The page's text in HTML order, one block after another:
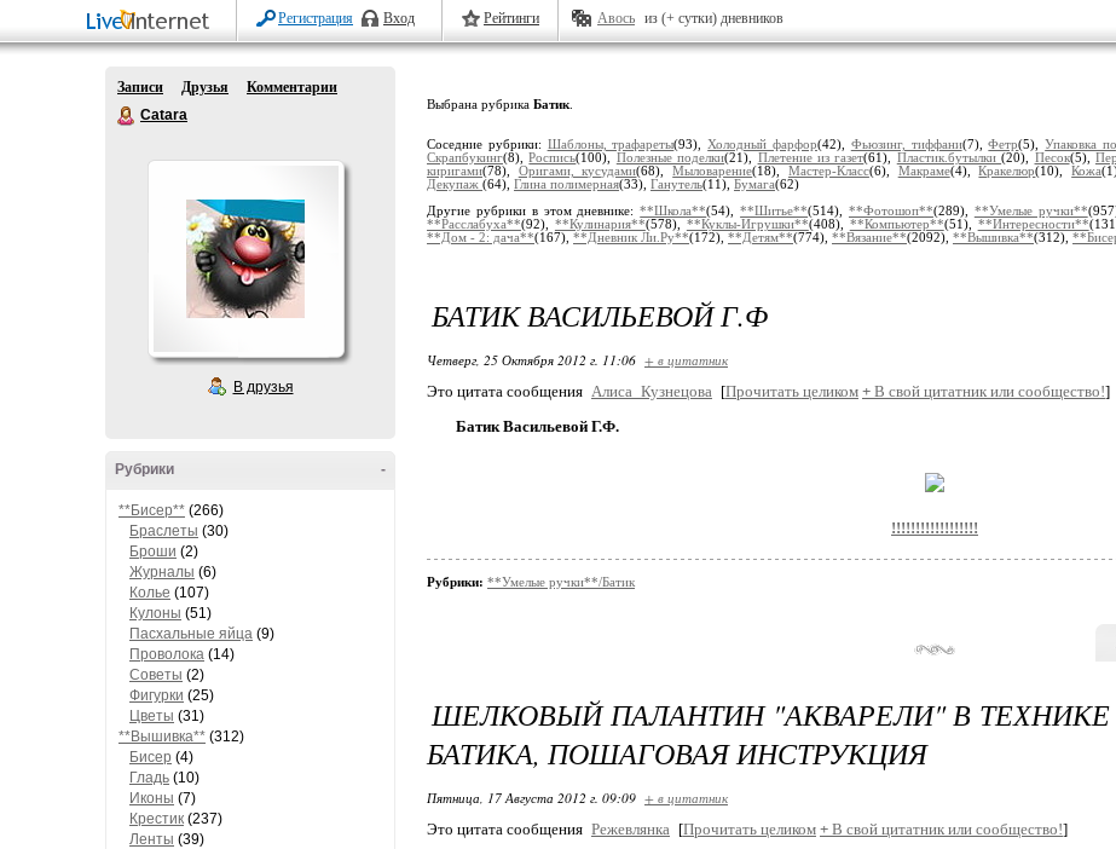
Регистрация Вход Рейтинги Авось из (+ сутки) дневников
Записи Друзья
Комментарии
Catara
В друзья
-
Рубрики
**Бисер** (266)
Браслеты (30)
Броши (2)
Журналы (6)
Колье (107)
Кулоны (51)
Пасхальные яйца (9)
Проволока (14)
Советы (2)
Фигурки (25)
Цветы (31)
**Вышивка** (312)
Бисер (4)
Гладь (10)
Иконы (7)
Крестик (237)
Ленты (39)
Выбрана рубрика Батик
Соседние рубрики: Шаблоны, трафареты(93),Холодный фарфор(42), Фьюзинг, тиффани(7),Фетр(5),Упаковка
Скрапбукинг(8),Роспись(100), Полезные поделки(21), Плетение из газет(61), Пластик.бутылки(20), Песок(5),
киригами(78), Оригами, кусудами(68),Мыловарение(18), Мастер-Класс(6), Макраме(4),Кракелюр(10),Кожа
Декупаж (64), Глина полимерная(33), Ганутель(11), Бумага(62)
Другие рубрики в этом дневнике:**Школа**(54),**Шитье**(514), **Фотошоп**(289), **Умелые ручки**
**Расслабуха**(92), **Кулинария**(578), **Куклы-Игрушки**(408), **Компьютер**(51), **Интересности**
**Дом - 2: дача**(167), **Дневник Ли.Ру**(172), **Детям**(774), **Вязание**(2092), **Вышивка**(312),
БАТИК ВАСИЛЬЕВОЙ Г.Ф
Четверг, 25 Октября 2012 г. 11:06 + в цитатник
Это цитата сообщения Алиса_Кузнецова [Прочитать целиком + В свой цитатник или сообщество!]
Батик Васильевой Г.Ф.
!!!!!!!!!!!!!!!!!!
Рубрики: **Умелые ручки**/Батик
ШЕЛКОВЫЙ ПАЛАНТИН "АКВАРЕЛИ" В
БАТИКА, ПОШАГОВАЯ ИНСТРУКЦИЯ
Пятница, 17 Августа 2012 г. 09:09 + в цитатник
Это цитата сообщения Режевлянка [Прочитать целиком + В свой цитатник или сообщество!]